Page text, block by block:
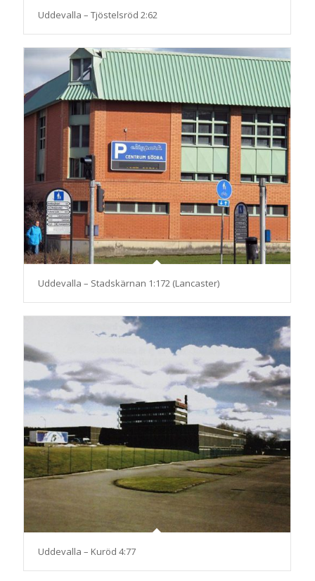
Uddevalla – Tjöstelsröd 2:62
Uddevalla – Stadskärnan 1:172 (Lancaster)
Uddevalla – Kuröd 4:77